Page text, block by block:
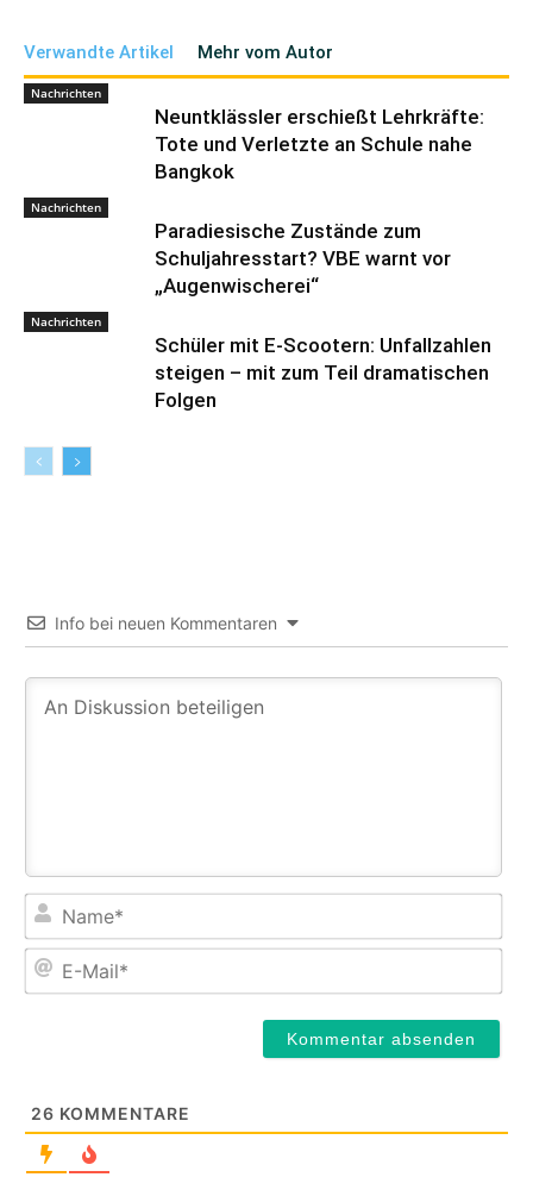
Verwandte Artikel Mehr vom Autor
Nachrichten
Neuntklässler erschießt Lehrkräfte:
Tote und Verletzte an Schule nahe
Bangkok
Nachrichten
Paradiesische Zustände zum
Schuljahresstart? VBE warnt vor
„Augenwischerei“
Nachrichten
Schüler mit E-Scootern: Unfallzahlen
steigen – mit zum Teil dramatischen
Folgen
Info bei neuen Kommentaren
E-
26 KOMMENTARE